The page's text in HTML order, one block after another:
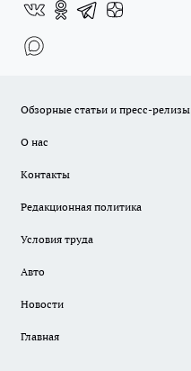
Обзорные статьи и пресс-релизы
О нас
Контакты
Редакционная политика
Условия труда
Авто
Новости
Главная